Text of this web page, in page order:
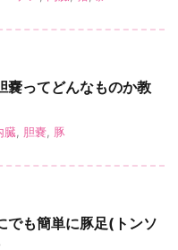
嚢ってどんなものか教
臓 胆嚢 豚
でも簡単に豚足(トンソ